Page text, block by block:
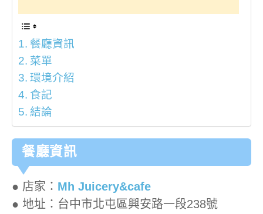
餐廳資訊
菜單
環境介紹
食記
結論
餐廳資訊
● 店家： Mh Juicery&cafe
● 地址：台中市北屯區興安路一段238號